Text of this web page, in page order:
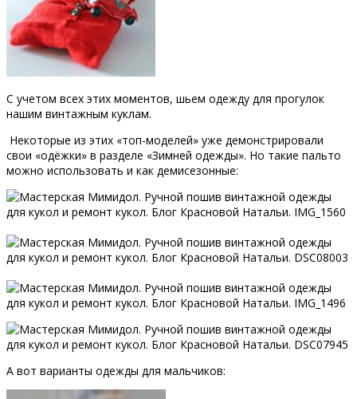
С учетом всех этих моментов, шьем одежду для прогулок
нашим винтажным куклам.
Некоторые из этих «топ-моделей» уже демонстрировали
свои «одёжки» в разделе «Зимней одежды». Но такие пальто
можно использовать и как демисезонные:
А вот варианты одежды для мальчиков: